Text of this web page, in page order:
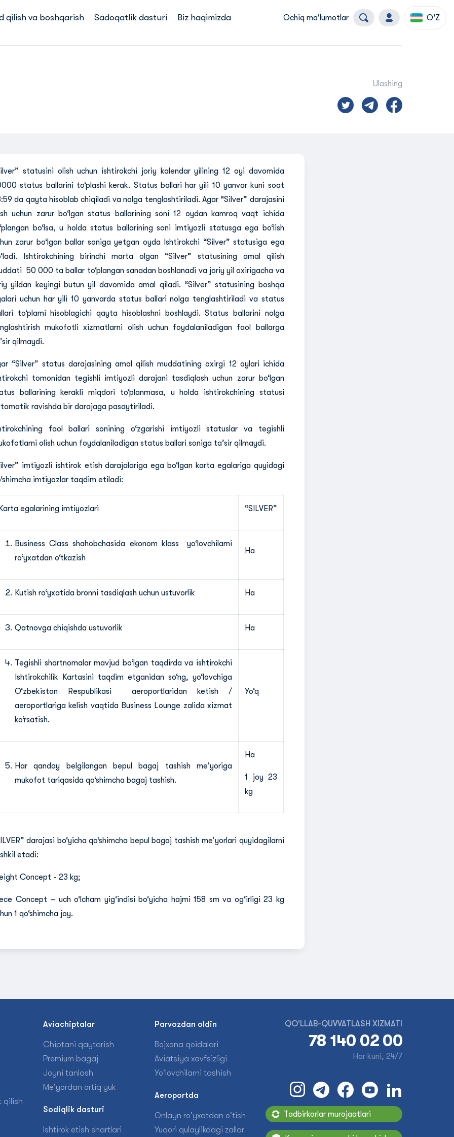
qilish va boshqarish Sadoqatlik dasturi Biz haqimizda Ochiq ma'lumotlar O'Z
Ulashing
statusini olish uchun ishtirokchi joriy kalendar yilining 12 oyi davomida
status ballarini to‘plashi kerak. Status ballari har yili 10 yanvar kuni soat
da qayta hisoblab chiqiladi va nolga tenglashtiriladi. Agar “Silver” darajasini
uchun zarur bo‘lgan status ballarining soni 12 oydan kamroq vaqt ichida
bo‘lsa, u holda status ballarining soni imtiyozli statusga ega bo‘lish
zarur bo‘lgan ballar soniga yetgan oyda Ishtirokchi “Silver” statusiga ega
Ishtirokchining birinchi marta olgan “Silver” statusining amal qilish
50 000 ta ballar to‘plangan sanadan boshlanadi va joriy yil oxirigacha va
yildan keyingi butun yil davomida amal qiladi. “Silver” statusining boshqa
uchun har yili 10 yanvarda status ballari nolga tenglashtiriladi va status
to‘plami hisoblagichi qayta hisoblashni boshlaydi. Status ballarini nolga
mukofotli xizmatlarni olish uchun foydalaniladigan faol ballarga
qilmaydi.
“Silver” status darajasining amal qilish muddatining oxirgi 12 oylari ichida
tomonidan tegishli imtiyozli darajani tasdiqlash uchun zarur bo‘lgan
ballarining kerakli miqdori to‘planmasa, u holda ishtirokchining statusi
ravishda bir darajaga pasaytiriladi.
faol ballari sonining o‘zgarishi imtiyozli statuslar va tegishli
olish uchun foydalaniladigan status ballari soniga ta’sir qilmaydi.​
imtiyozli ishtirok etish darajalariga ega bo‘lgan karta egalariga quyidagi
imtiyozlar taqdim etiladi:
Karta egalarining imtiyozlari “SILVER”
Business Class shahobchasida ekonom klass yo‘lovchilarni
ro‘yxatdan o‘tkazish
Ha
Kutish ro‘yxatida bronni tasdiqlash uchun ustuvorlik Ha
Qatnovga chiqishda ustuvorlik Ha
Tegishli shartnomalar mavjud bo‘lgan taqdirda va ishtirokchi
Ishtirokchilik Kartasini taqdim etganidan so‘ng, yo‘lovchiga
O‘zbekiston Respublikasi aeroportlaridan ketish /
aeroportlariga kelish vaqtida Business Lounge zalida xizmat
ko‘rsatish.
Yo‘q
Har qanday belgilangan bepul bagaj tashish me’yoriga
mukofot tariqasida qo‘shimcha bagaj tashish.
Ha
1 joy 23
kg
darajasi bo‘yicha qo‘shimcha bepul bagaj tashish me’yorlari quyidagilarni
etadi:
Concept - 23 kg;
Concept – uch o‘lcham yig‘indisi bo‘yicha hajmi 158 sm va og‘irligi 23 kg
1 qo‘shimcha joy.
qilish
Aviachiptalar
Chiptani qaytarish
Premium bagaj
Joyni tanlash
Me'yordan ortiq yuk
Sodiqlik dasturi
Ishtirok etish shartlari
Parvozdan oldin
Bojxona qoidalari
Aviatsiya xavfsizligi
Yo'lovchilarni tashish
Aeroportda
Onlayn ro'yxatdan o'tish
Yuqori qulaylikdagi zallar
QO'LLAB-QUVVATLASH XIZMATI
78 140 02 00
Har kuni, 24/7
Tadbirkorlar murojaatlari